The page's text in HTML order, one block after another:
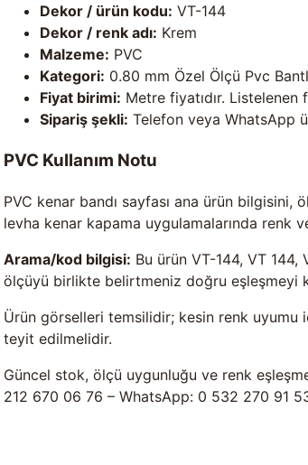
Dekor / ürün kodu: VT-144
Dekor / renk adı: Krem
Malzeme: PVC
Kategori: 0.80 mm Özel Ölçü Pvc
Fiyat birimi: Metre fiyatıdır.
Sipariş şekli: Telefon veya WhatsApp
PVC Kullanım Notu
PVC kenar bandı sayfası ana ürün bilgisini,
levha kenar kapama uygulamalarında renk
Arama/kod bilgisi: Bu ürün VT-144, VT
ölçüyü birlikte belirtmeniz doğru eşleşmeyi
Ürün görselleri temsilidir; kesin renk
teyit edilmelidir.
Güncel stok, ölçü uygunluğu ve renk
212 670 06 76 – WhatsApp: 0 532 270 91